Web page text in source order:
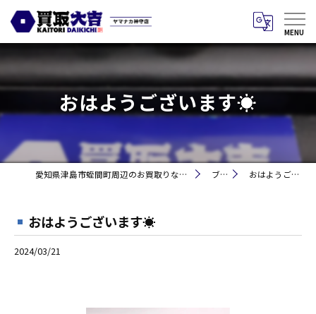
おはようございます☀
愛知県津島市蛭間町周辺のお買取りなら買取大吉 ヤマナカ神守店 ブログ おはようございます☀
おはようございます☀
2024/03/21